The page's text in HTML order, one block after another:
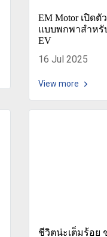
EM Motor เปิดตั
แบบพกพาสำหรั
EV
16 Jul 2025
View more
ชีวิตน่ะเต็มร้อย